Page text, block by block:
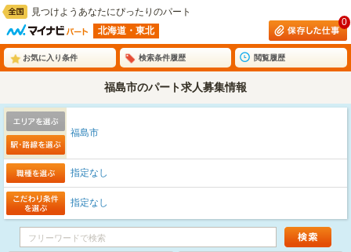
見つけようあなたにぴったりのパート
北海道・東北
0
お気に入り条件 検索条件履歴 閲覧履歴
福島市のパート求人募集情報
福島市
指定なし
指定なし